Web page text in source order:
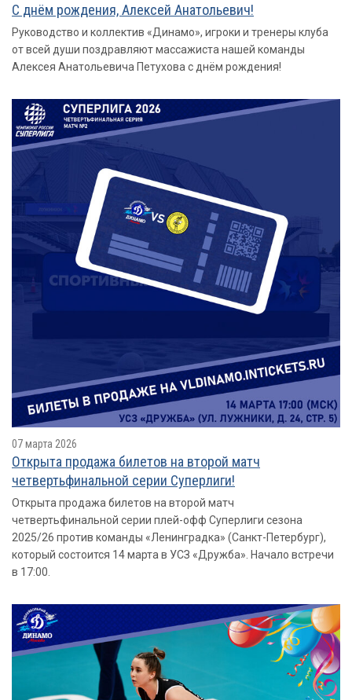
С днём рождения, Алексей Анатольевич!
Руководство и коллектив «Динамо», игроки и тренеры клуба
от всей души поздравляют массажиста нашей команды
Алексея Анатольевича Петухова с днём рождения!
07 марта 2026
Открыта продажа билетов на второй матч
четвертьфинальной серии Суперлиги!
Открыта продажа билетов на второй матч
четвертьфинальной серии плей-офф Суперлиги сезона
2025/26 против команды «Ленинградка» (Санкт-Петербург),
который состоится 14 марта в УСЗ «Дружба». Начало встречи
в 17:00.